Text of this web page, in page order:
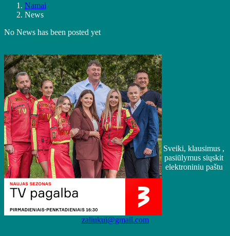
Namai
News
No News has been posted yet
Sveiki, klausimus ,
pasiūlymus siųskit
elektroniniu paštu
zaliukui@gmail.com